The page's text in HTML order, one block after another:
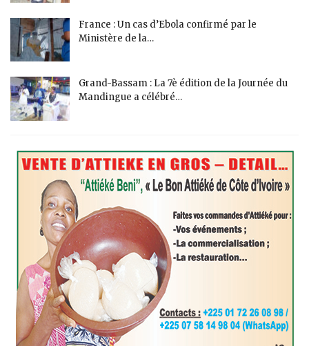
France : Un cas d’Ebola confirmé par le
Ministère de la…
Grand-Bassam : La 7è édition de la Journée du
Mandingue a célébré…